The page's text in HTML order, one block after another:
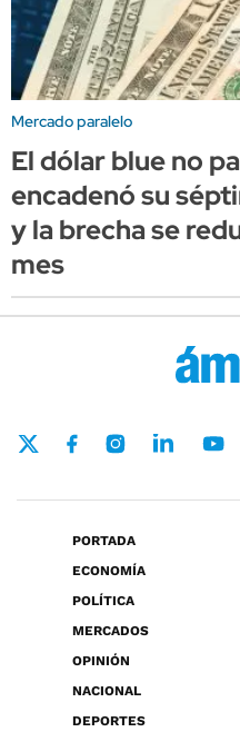
Mercado paralelo
El dólar blue no
encadenó su
y la brecha se
mes
PORTADA
ECONOMÍA
POLÍTICA
MERCADOS
OPINIÓN
NACIONAL
DEPORTES